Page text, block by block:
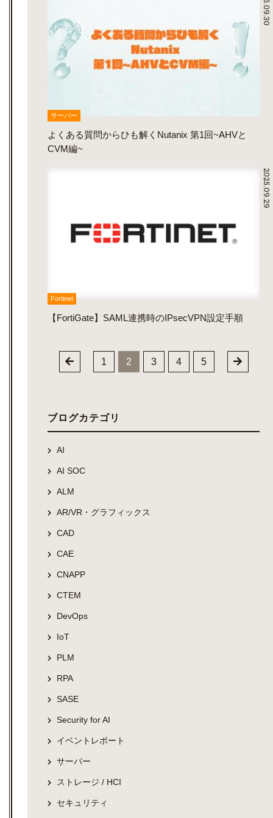
サーバー
よくある質問からひも解くNutanix 第1回~AHVと
CVM編~
2025.09.29
Fortinet
【FortiGate】SAML連携時のIPsecVPN設定手順
1 2 3 4 5
ブログカテゴリ
AI
AI SOC
ALM
AR/VR・グラフィックス
CAD
CAE
CNAPP
CTEM
DevOps
IoT
PLM
RPA
SASE
Security for AI
イベントレポート
サーバー
ストレージ / HCI
セキュリティ